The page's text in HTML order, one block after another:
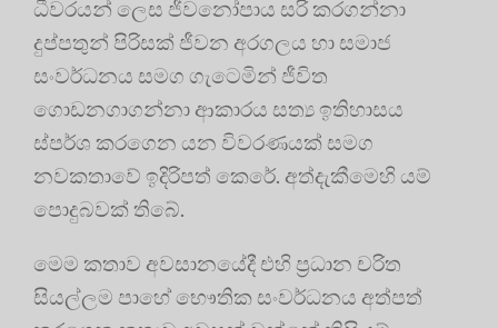
ධීවරයන් ලෙස ජීවනෝපාය සරි කරගන්නා
දුප්පතුන් පිරිසක් ජීවන අරගලය හා සමාජ
සංවර්ධනය සමග ගැටෙමින් ජීවිත
ගොඩනගාගන්නා ආකාරය සත්‍ය ඉතිහාසය
ස්පර්ශ කරගෙන යන විවරණයක් සමග
නවකතාවේ ඉදිරිපත් කෙරේ. අත්දැකීමෙහි යම්
පොදුබවක් තිබේ.
මෙම කතාව අවසානයේදී එහි ප්‍රධාන චරිත
සියල්ලම පාහේ භෞතික සංවර්ධනය අත්පත්